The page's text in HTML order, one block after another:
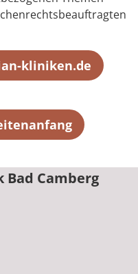
kliniken.de
Bad Camberg